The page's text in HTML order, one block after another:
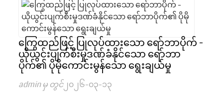
ကြွေထည်ဖြင့် ပြုလုပ်ထားသော ရော်ဘာပိုက် -
ယိုယွင်းပျက်စီးမှုဒဏ်ခံနိုင်သော ရော်ဘာ
ပိုက်၏ ပိုမိုကောင်းမွန်သော ရွေးချယ်မှု
admin မှ တွင်၂၀၂၆-၀၃-၁၃